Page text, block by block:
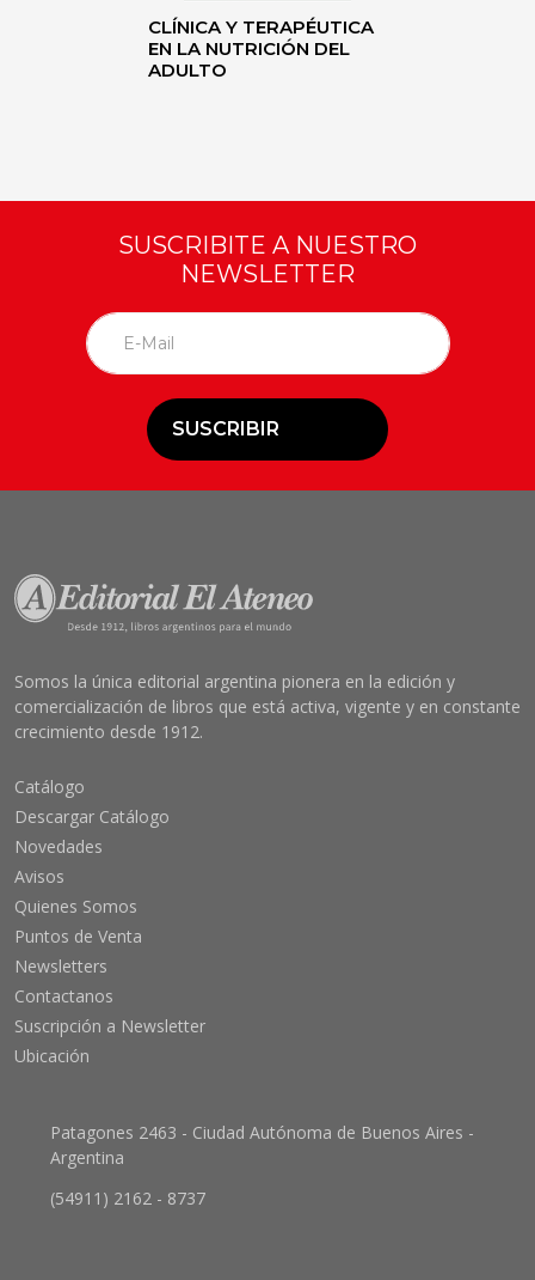
CLÍNICA Y TERAPÉUTICA
EN LA NUTRICIÓN DEL
ADULTO
SUSCRIBITE A NUESTRO
NEWSLETTER
SUSCRIBIR
Somos la única editorial argentina pionera en la edición y
comercialización de libros que está activa, vigente y en constante
crecimiento desde 1912.
Catálogo
Descargar Catálogo
Novedades
Avisos
Quienes Somos
Puntos de Venta
Newsletters
Contactanos
Suscripción a Newsletter
Ubicación
Patagones 2463 - Ciudad Autónoma de Buenos Aires -
Argentina
(54911) 2162 - 8737